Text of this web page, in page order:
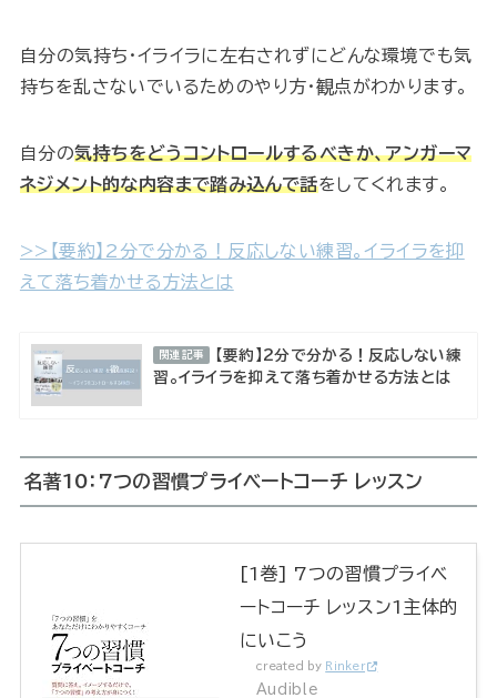
自分の気持ち・イライラに左右されずにどんな環境でも気
持ちを乱さないでいるためのやり方・観点がわかります。
自分の気持ちをどうコントロールするべきか、アンガーマ
ネジメント的な内容まで踏み込んで話をしてくれます。
>>【要約】2分で分かる！反応しない練習。イライラを抑
えて落ち着かせる方法とは
関連記事
【要約】2分で分かる！反応しない練
習。イライラを抑えて落ち着かせる方法とは
名著10：7つの習慣プライベートコーチ レッスン
[1巻] 7つの習慣プライベ
ートコーチ レッスン1主体的
にいこう
created by Rinker
Audible